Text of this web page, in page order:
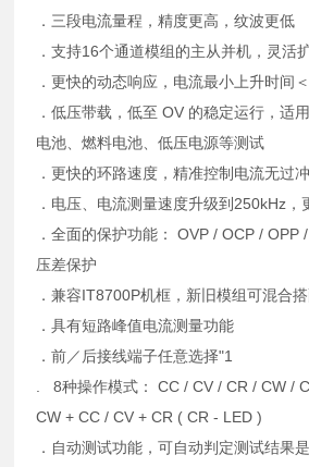
．三段电流量程，精度更高，纹波更低
．支持16个通道模组的主从并机，灵活
．更快的动态响应，电流最小上升时间
．低压带载，低至 OV 的稳定运行，适
电池、燃料电池、低压电源等测试
．更快的环路速度，精准控制电流无过冲
．电压、电流测量速度升级到250kHz，
．全面的保护功能： OVP / OCP / OPP
压差保护
．兼容IT8700P机框，新旧模组可混合
．具有短路峰值电流测量功能
．前／后接线端子任意选择"1
. 8种操作模式： CC / CV / CR / CW /
CW + CC / CV + CR ( CR - LED )
．自动测试功能，可自动判定测试结果